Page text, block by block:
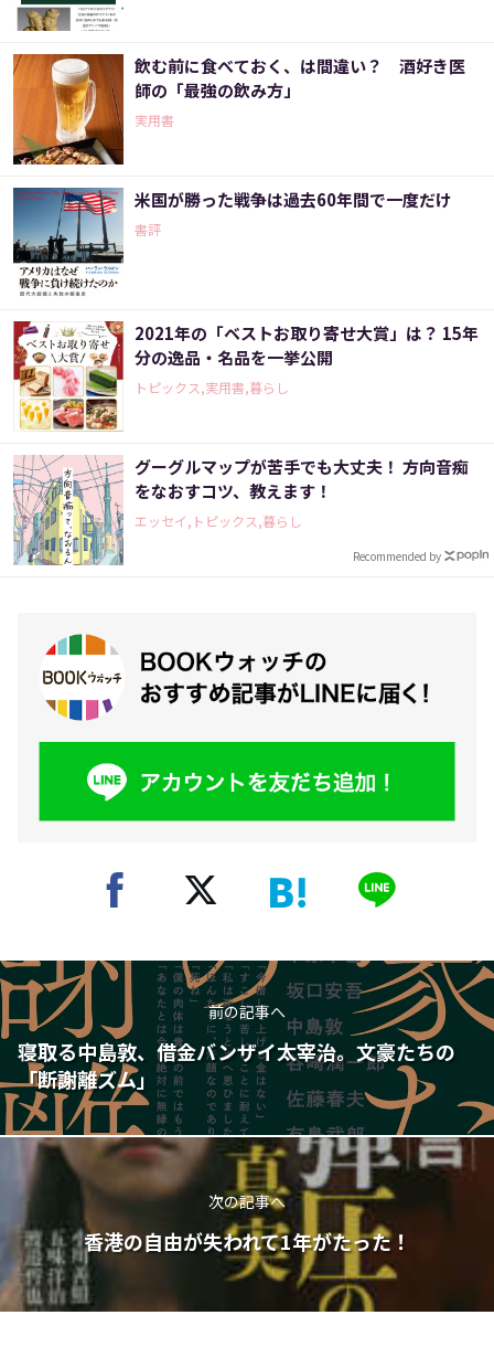
飲む前に食べておく、は間違い？ 酒好き医
師の「最強の飲み方」
実用書
米国が勝った戦争は過去60年間で一度だけ
書評
2021年の「ベストお取り寄せ大賞」は？ 15年
分の逸品・名品を一挙公開
トピックス,実用書,暮らし
グーグルマップが苦手でも大丈夫！ 方向音痴
をなおすコツ、教えます！
エッセイ,トピックス,暮らし
Recommended by
前の記事へ
寝取る中島敦、借金バンザイ太宰治。文豪たちの
「断謝離ズム」
次の記事へ
香港の自由が失われて1年がたった！